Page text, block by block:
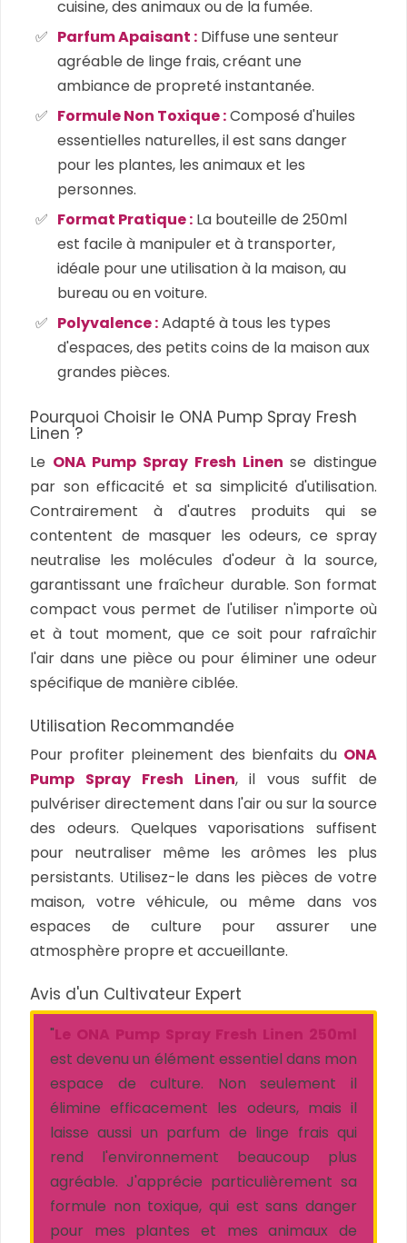
cuisine, des animaux ou de la fumée.
Parfum Apaisant : Diffuse une senteur
agréable de linge frais, créant une
ambiance de propreté instantanée.
Formule Non Toxique :Composé d'huiles
essentielles naturelles, il est sans danger
pour les plantes, les animaux et les
personnes.
Format Pratique : La bouteille de 250ml
est facile à manipuler et à transporter,
idéale pour une utilisation à la maison, au
bureau ou en voiture.
Polyvalence :Adapté à tous les types
d'espaces, des petits coins de la maison aux
grandes pièces.
Pourquoi Choisir le ONA Pump Spray Fresh
Linen ?
Le ONA Pump Spray Fresh Linen se distingue
par son efficacité et sa simplicité d'utilisation.
Contrairement à d'autres produits qui se
contentent de masquer les odeurs, ce spray
neutralise les molécules d'odeur à la source,
garantissant une fraîcheur durable. Son format
compact vous permet de l'utiliser n'importe où
et à tout moment, que ce soit pour rafraîchir
l'air dans une pièce ou pour éliminer une odeur
spécifique de manière ciblée.
Utilisation Recommandée
Pour profiter pleinement des bienfaits du ONA
Pump Spray Fresh Linen, il vous suffit de
pulvériser directement dans l'air ou sur la source
des odeurs. Quelques vaporisations suffisent
pour neutraliser même les arômes les plus
persistants. Utilisez-le dans les pièces de votre
maison, votre véhicule, ou même dans vos
espaces de culture pour assurer une
atmosphère propre et accueillante.
Avis d'un Cultivateur Expert
"Le ONA Pump Spray Fresh Linen 250ml
est devenu un élément essentiel dans mon
espace de culture. Non seulement il
élimine efficacement les odeurs, mais il
laisse aussi un parfum de linge frais qui
rend l'environnement beaucoup plus
agréable. J'apprécie particulièrement sa
formule non toxique, qui est sans danger
pour mes plantes et mes animaux de